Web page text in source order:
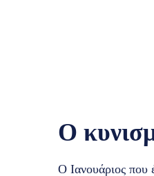
Ο
Ο Ιανουάριος που